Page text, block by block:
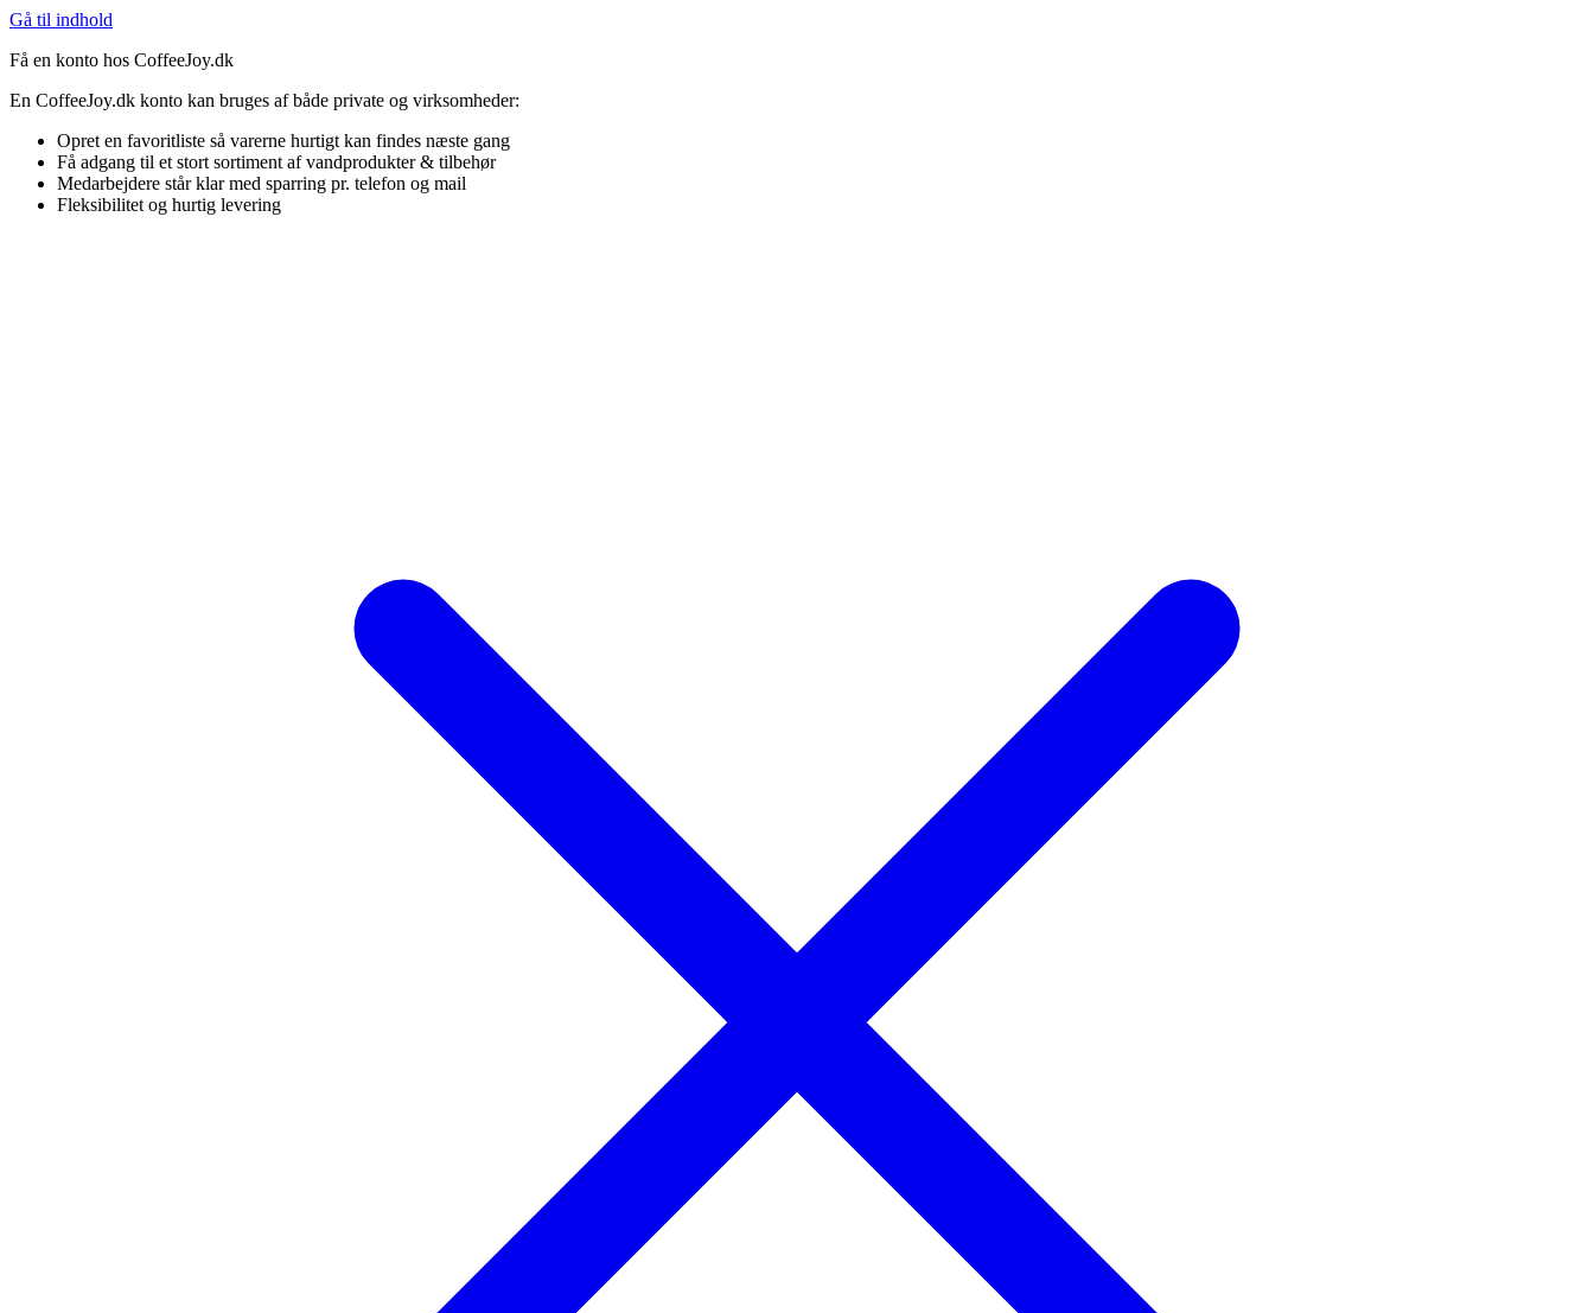
Gå til indhold
Få en konto hos CoffeeJoy.dk
En CoffeeJoy.dk konto kan bruges af både private og virksomheder:
Opret en favoritliste så varerne hurtigt kan findes næste gang
Få adgang til et stort sortiment af vandprodukter & tilbehør
Medarbejdere står klar med sparring pr. telefon og mail
Fleksibilitet og hurtig levering